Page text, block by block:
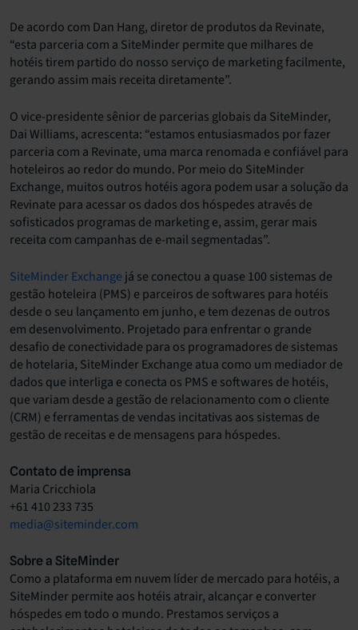
De acordo com Dan Hang, diretor de produtos da Revinate,
“esta parceria com a SiteMinder permite que milhares de
hotéis tirem partido do nosso serviço de marketing facilmente,
gerando assim mais receita diretamente”.
O vice-presidente sênior de parcerias globais da SiteMinder,
Dai Williams, acrescenta: “estamos entusiasmados por fazer
parceria com a Revinate, uma marca renomada e confiável para
hoteleiros ao redor do mundo. Por meio do SiteMinder
Exchange, muitos outros hotéis agora podem usar a solução da
Revinate para acessar os dados dos hóspedes através de
sofisticados programas de marketing e, assim, gerar mais
receita com campanhas de e-mail segmentadas”.
SiteMinder Exchange já se conectou a quase 100 sistemas de
gestão hoteleira (PMS) e parceiros de softwares para hotéis
desde o seu lançamento em junho, e tem dezenas de outros
em desenvolvimento. Projetado para enfrentar o grande
desafio de conectividade para os programadores de sistemas
de hotelaria, SiteMinder Exchange atua como um mediador de
dados que interliga e conecta os PMS e softwares de hotéis,
que variam desde a gestão de relacionamento com o cliente
(CRM) e ferramentas de vendas incitativas aos sistemas de
gestão de receitas e de mensagens para hóspedes.
Contato de imprensa
Maria Cricchiola
+61 410 233 735
media@siteminder.com
Sobre a SiteMinder
Como a plataforma em nuvem líder de mercado para hotéis, a
SiteMinder permite aos hotéis atrair, alcançar e converter
hóspedes em todo o mundo. Prestamos serviços a